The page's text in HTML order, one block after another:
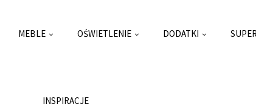
MEBLE OŚWIETLENIE DODATKI
INSPIRACJE